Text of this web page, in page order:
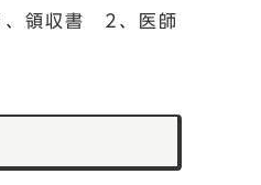
1、領収書 2、医師